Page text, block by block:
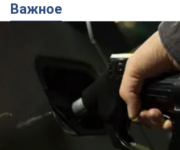
Важное